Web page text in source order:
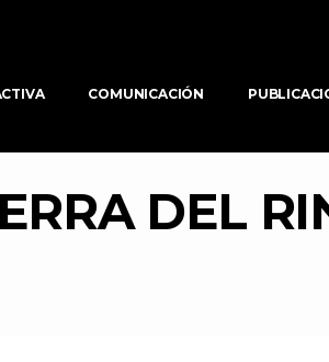
COMUNICACIÓN
DEL